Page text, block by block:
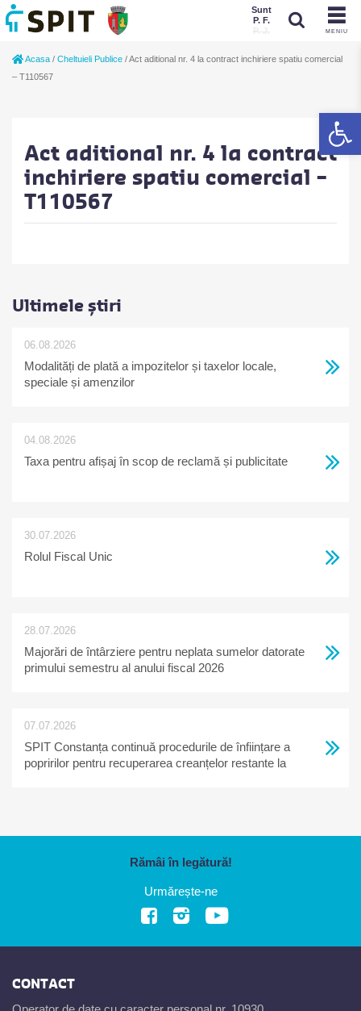
MENIU
Sunt
P. F.
P. J.
Acasa / Cheltuieli Publice /Act aditional nr. 4 la contract inchiriere spatiu comercial
– T110567
Act aditional nr. 4 la contract
inchiriere spatiu comercial –
T110567
Ultimele știri
06.08.2026
Modalități de plată a impozitelor și taxelor locale,
speciale și amenzilor
04.08.2026
Taxa pentru afișaj în scop de reclamă și publicitate
30.07.2026
Rolul Fiscal Unic
28.07.2026
Majorări de întârziere pentru neplata sumelor datorate
primului semestru al anului fiscal 2026
07.07.2026
SPIT Constanța continuă procedurile de înființare a
popririlor pentru recuperarea creanțelor restante la
Rămâi în legătură!
Urmărește-ne
CONTACT